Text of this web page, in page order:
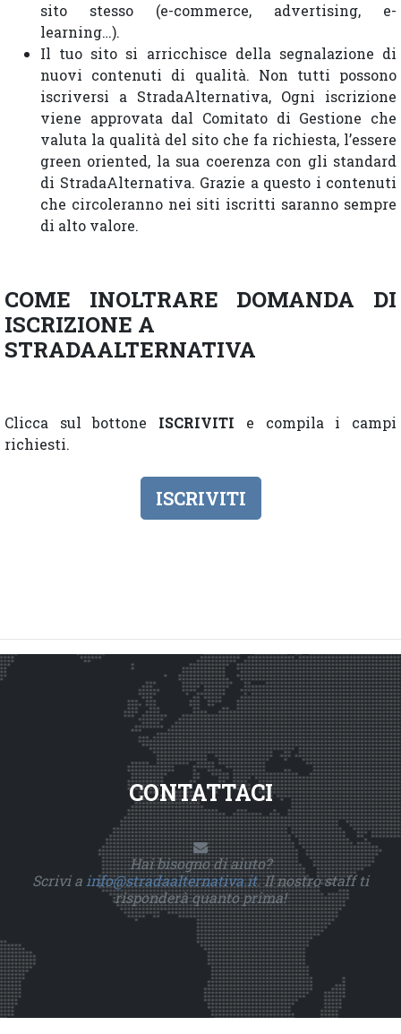
sito stesso (e-commerce, advertising, e-
learning…).
Il tuo sito si arricchisce della segnalazione di
nuovi contenuti di qualità. Non tutti possono
iscriversi a StradaAlternativa, Ogni iscrizione
viene approvata dal Comitato di Gestione che
valuta la qualità del sito che fa richiesta, l’essere
green oriented, la sua coerenza con gli standard
di StradaAlternativa. Grazie a questo i contenuti
che circoleranno nei siti iscritti saranno sempre
di alto valore.
COME INOLTRARE DOMANDA DI
ISCRIZIONE A
STRADAALTERNATIVA
Clicca sul bottone ISCRIVITI e compila i campi
richiesti.
ISCRIVITI
CONTATTACI
Hai bisogno di aiuto?
Scrivi ainfo@stradaalternativa.it. Il nostro staff ti
risponderà quanto prima!